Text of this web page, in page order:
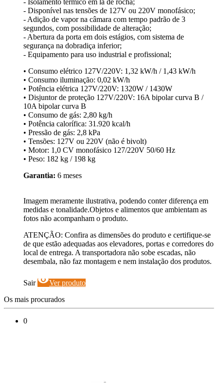
- Isolamento térmico em lã de rocha;
- Disponível nas tensões de 127V ou 220V monofásico;
- Adição de vapor na câmara com tempo padrão de 3
segundos, com possibilidade de alteração;
- Abertura da porta em dois estágios, com sistema de
segurança na dobradiça inferior;
- Equipamento para uso industrial e profissional;
• Consumo elétrico 127V/220V: 1,32 kW/h / 1,43 kW/h
• Consumo iluminação: 0,02 kW/h
• Potência elétrica 127V/220V: 1320W / 1430W
• Disjuntor de proteção 127V/220V: 16A bipolar curva B /
10A bipolar curva B
• Consumo de gás: 2,80 kg/h
• Potência calorífica: 31.920 kcal/h
• Pressão de gás: 2,8 kPa
• Tensões: 127V ou 220V (não é bivolt)
• Motor: 1,0 CV monofásico 127/220V 50/60 Hz
• Peso: 182 kg / 198 kg
Garantia: 6 meses
Imagem meramente ilustrativa, podendo conter diferença em
medidas e tonalidade.Objetos e alimentos que ambientam as
fotos não acompanham o produto.
ATENÇÃO: Confira as dimensões do produto e certifique-se
de que estão adequadas aos elevadores, portas e corredores do
local de entrega. A transportadora não sobe escadas, não
desembala, não faz montagem e nem instalação dos produtos.
Sair visibilityVer produto
Os mais procurados
0